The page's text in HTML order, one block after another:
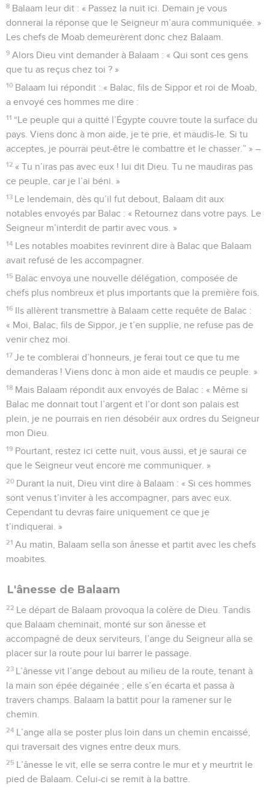
8 Balaam leur dit : « Passez la nuit ici. Demain je vous
donnerai la réponse que le Seigneur m’aura communiquée. »
Les chefs de Moab demeurèrent donc chez Balaam.
9 Alors Dieu vint demander à Balaam : « Qui sont ces gens
que tu as reçus chez toi ? »
10 Balaam lui répondit : « Balac, fils de Sippor et roi de Moab,
a envoyé ces hommes me dire :
11 “Le peuple qui a quitté l’Égypte couvre toute la surface du
pays. Viens donc à mon aide, je te prie, et maudis-le. Si tu
acceptes, je pourrai peut-être le combattre et le chasser.” » –
12 « Tu n’iras pas avec eux ! lui dit Dieu. Tu ne maudiras pas
ce peuple, car je l’ai béni. »
13 Le lendemain, dès qu’il fut debout, Balaam dit aux
notables envoyés par Balac : « Retournez dans votre pays. Le
Seigneur m’interdit de partir avec vous. »
14 Les notables moabites revinrent dire à Balac que Balaam
avait refusé de les accompagner.
15 Balac envoya une nouvelle délégation, composée de
chefs plus nombreux et plus importants que la première fois.
16 Ils allèrent transmettre à Balaam cette requête de Balac :
« Moi, Balac, fils de Sippor, je t’en supplie, ne refuse pas de
venir chez moi.
17 Je te comblerai d’honneurs, je ferai tout ce que tu me
demanderas ! Viens donc à mon aide et maudis ce peuple. »
18 Mais Balaam répondit aux envoyés de Balac : « Même si
Balac me donnait tout l’argent et l’or dont son palais est
plein, je ne pourrais en rien désobéir aux ordres du Seigneur
mon Dieu.
19 Pourtant, restez ici cette nuit, vous aussi, et je saurai ce
que le Seigneur veut encore me communiquer. »
20 Durant la nuit, Dieu vint dire à Balaam : « Si ces hommes
sont venus t’inviter à les accompagner, pars avec eux.
Cependant tu devras faire uniquement ce que je
t’indiquerai. »
21 Au matin, Balaam sella son ânesse et partit avec les chefs
moabites.
L'ânesse de Balaam
22 Le départ de Balaam provoqua la colère de Dieu. Tandis
que Balaam cheminait, monté sur son ânesse et
accompagné de deux serviteurs, l’ange du Seigneur alla se
placer sur la route pour lui barrer le passage.
23 L’ânesse vit l’ange debout au milieu de la route, tenant à
la main son épée dégainée ; elle s’en écarta et passa à
travers champs. Balaam la battit pour la ramener sur le
chemin.
24 L’ange alla se poster plus loin dans un chemin encaissé,
qui traversait des vignes entre deux murs.
25 L’ânesse le vit, elle se serra contre le mur et y meurtrit le
pied de Balaam. Celui-ci se remit à la battre.